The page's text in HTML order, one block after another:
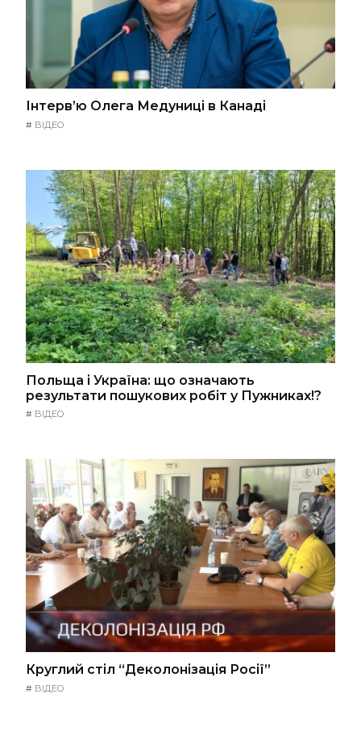
Інтерв’ю Олега Медуниці в Канаді
# ВІДЕО
Польща і Україна: що означають
результати пошукових робіт у Пужниках!?
# ВІДЕО
Круглий стіл “Деколонізація Росії”
# ВІДЕО